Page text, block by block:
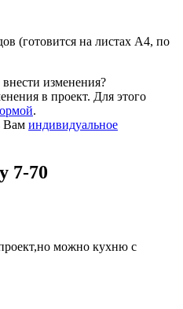
(готовится на листах А4, по
изменения?
в проект. Для этого
.
Вам индивидуальное
7-70
можно кухню с